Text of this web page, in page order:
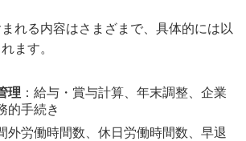
れる内容はさまざまで、具体的には以
ます。
理 ：給与・賞与計算、年末調整、企業
的手続き
外労働時間数、休日労働時間数、早退